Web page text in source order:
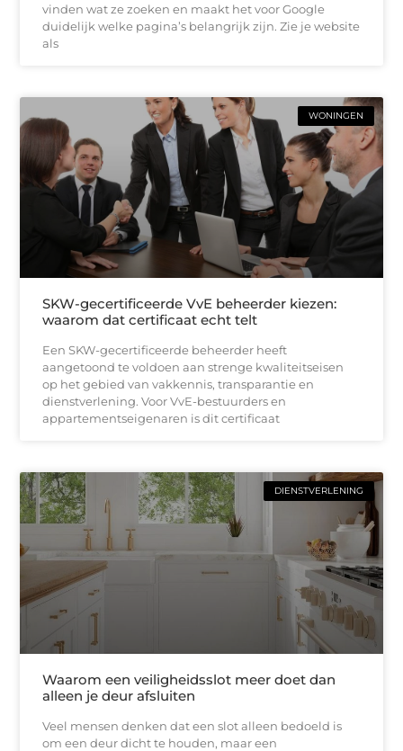
vinden wat ze zoeken en maakt het voor Google
duidelijk welke pagina’s belangrijk zijn. Zie je website
als
WONINGEN
SKW-gecertificeerde VvE beheerder kiezen:
waarom dat certificaat echt telt
Een SKW-gecertificeerde beheerder heeft
aangetoond te voldoen aan strenge kwaliteitseisen
op het gebied van vakkennis, transparantie en
dienstverlening. Voor VvE-bestuurders en
appartementseigenaren is dit certificaat
DIENSTVERLENING
Waarom een veiligheidsslot meer doet dan
alleen je deur afsluiten
Veel mensen denken dat een slot alleen bedoeld is
om een deur dicht te houden, maar een